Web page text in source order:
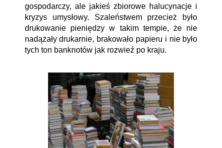
gospodarczy, ale jakieś zbiorowe halucynacje i
kryzys umysłowy. Szaleństwem przecież było
drukowanie pieniędzy w takim tempie, że nie
nadążały drukarnie, brakowało papieru i nie było
tych ton banknotów jak rozwieź po kraju.